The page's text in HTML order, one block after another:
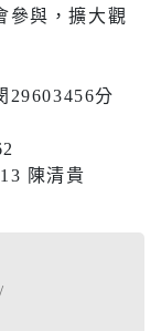
參與，擴大觀
29603456分
陳清貴